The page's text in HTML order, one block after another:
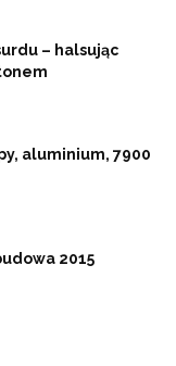
– halsując
aluminium, 7900
2015